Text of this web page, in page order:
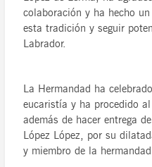
colaboración y ha hecho
esta tradición y seguir
Labrador.
La Hermandad ha
eucaristía y ha procedido
además de hacer entrega
López López, por su
y miembro de la